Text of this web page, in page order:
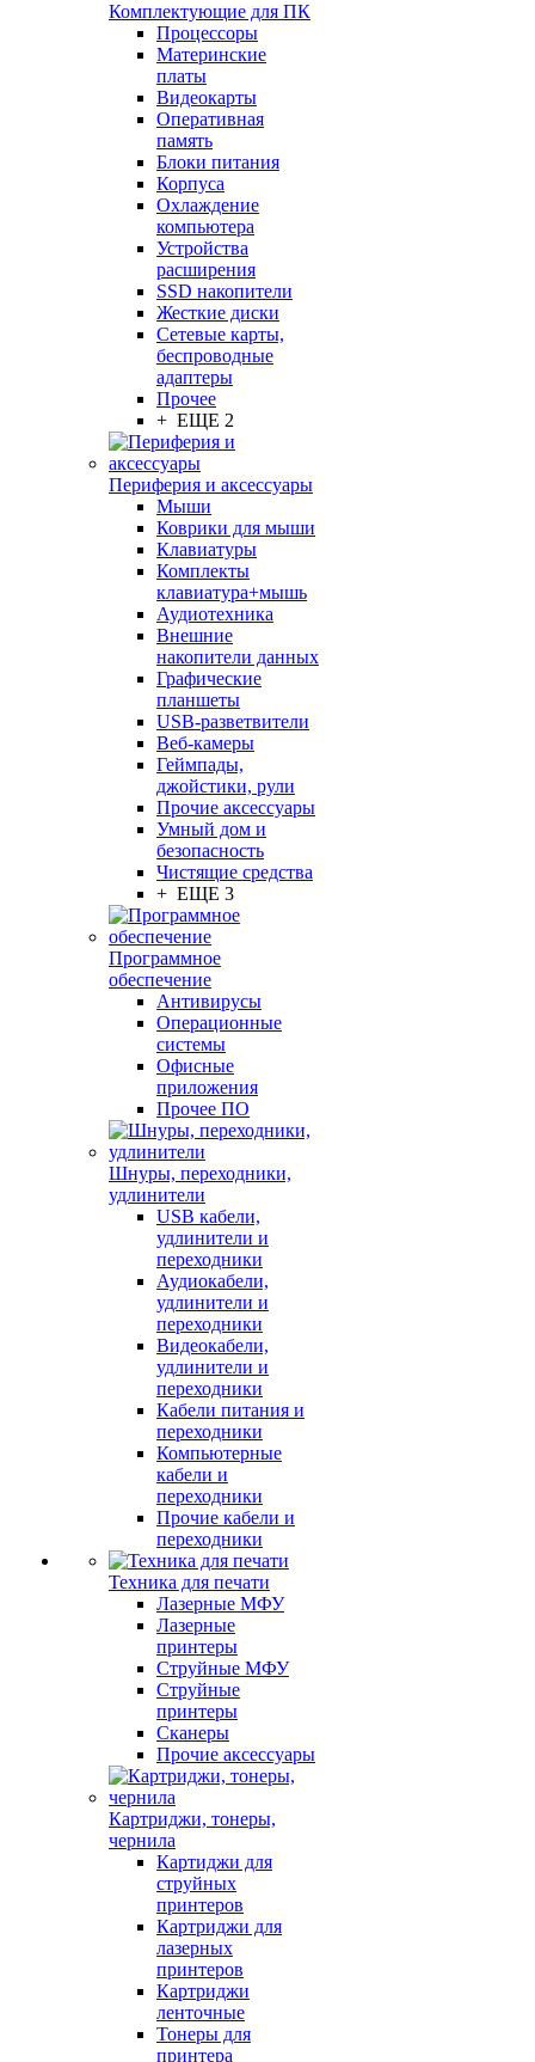
Комплектующие для ПК
Процессоры
Материнские
платы
Видеокарты
Оперативная
память
Блоки питания
Корпуса
Охлаждение
компьютера
Устройства
расширения
SSD накопители
Жесткие диски
Сетевые карты,
беспроводные
адаптеры
Прочее
+ ЕЩЕ 2
Периферия и аксессуары
Мыши
Коврики для мыши
Клавиатуры
Комплекты
клавиатура+мышь
Аудиотехника
Внешние
накопители данных
Графические
планшеты
USB-разветвители
Веб-камеры
Геймпады,
джойстики, рули
Прочие аксессуары
Умный дом и
безопасность
Чистящие средства
+ ЕЩЕ 3
Программное
обеспечение
Антивирусы
Операционные
системы
Офисные
приложения
Прочее ПО
Шнуры, переходники,
удлинители
USB кабели,
удлинители и
переходники
Аудиокабели,
удлинители и
переходники
Видеокабели,
удлинители и
переходники
Кабели питания и
переходники
Компьютерные
кабели и
переходники
Прочие кабели и
переходники
Техника для печати
Лазерные МФУ
Лазерные
принтеры
Струйные МФУ
Струйные
принтеры
Сканеры
Прочие аксессуары
Картриджи, тонеры,
чернила
Картиджи для
струйных
принтеров
Картриджи для
лазерных
принтеров
Картриджи
ленточные
Тонеры для
принтера